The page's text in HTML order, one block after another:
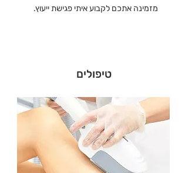
מזמינה אתכם לקבוע איתי פגישת ייעוץ.
טיפולים